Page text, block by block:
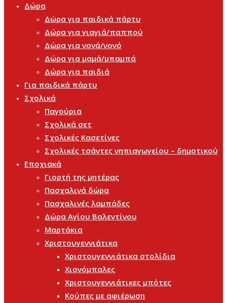
Δώρα
Δώρα για παιδικά πάρτυ
Δώρα για γιαγιά/παππού
Δώρα για νονά/νονό
Δώρα για μαμά/μπαμπά
Δώρα για παιδιά
Για παιδικά πάρτυ
Σχολικά
Παγούρια
Σχολικά σετ
Σχολικές Κασετίνες
Σχολικές τσάντες νηπιαγωγείου – δημοτικού
Εποχιακά
Γιορτή της μητέρας
Πασχαλινά δώρα
Πασχαλινές λαμπάδες
Δώρα Αγίου Βαλεντίνου
Μαρτάκια
Χριστουγεννιάτικα
Χριστουγεννιάτικα στολίδια
Χιονόμπαλες
Χριστουγεννιάτικες μπότες
Κούπες με αφιέρωση